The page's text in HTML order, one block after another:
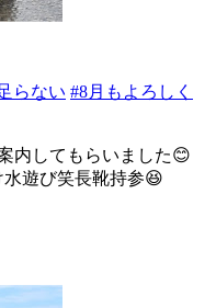
らない #8月もよろしく
内してもらいました😊
遊び笑長靴持参😆